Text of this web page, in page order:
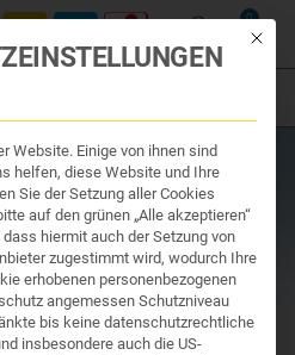
0
/ W36 Weidinger-Mischung Nr.
Mit
Website. Einige von ihnen sind
helfen, diese Website und Ihre
Sie der Setzung aller Cookies
auf den grünen „Alle akzeptieren“
hiermit auch der Setzung von
zugestimmt wird, wodurch Ihre
erhobenen personenbezogenen
angemessen Schutzniveau
bis keine datenschutzrechtliche
insbesondere auch die US-